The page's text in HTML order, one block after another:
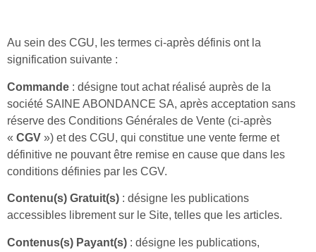
Au sein des CGU, les termes ci-après définis ont la
signification suivante :
Commande : désigne tout achat réalisé auprès de la
société SAINE ABONDANCE SA, après acceptation sans
réserve des Conditions Générales de Vente (ci-après
« CGV ») et des CGU, qui constitue une vente ferme et
définitive ne pouvant être remise en cause que dans les
conditions définies par les CGV.
Contenu(s) Gratuit(s) : désigne les publications
accessibles librement sur le Site, telles que les articles.
Contenus(s) Payant(s) : désigne les publications,